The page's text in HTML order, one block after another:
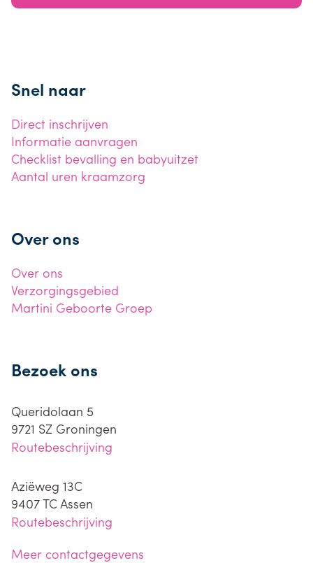
Snel naar
Direct inschrijven
Informatie aanvragen
Checklist bevalling en babyuitzet
Aantal uren kraamzorg
Over ons
Over ons
Verzorgingsgebied
Martini Geboorte Groep
Bezoek ons
Queridolaan 5
9721 SZ Groningen
Routebeschrijving
Aziëweg 13C
9407 TC Assen
Routebeschrijving
Meer contactgegevens